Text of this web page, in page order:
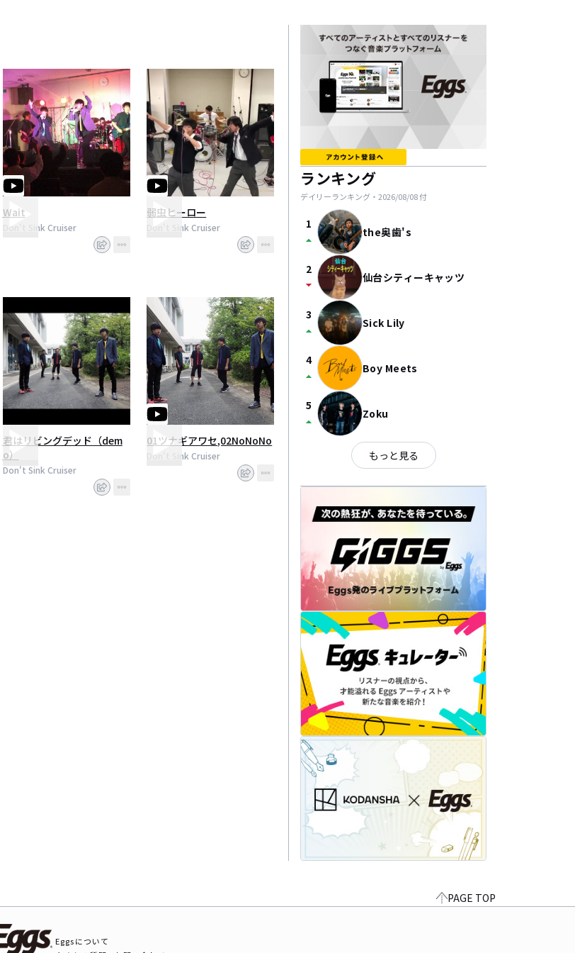
Wait
Don't Sink Cruiser
弱虫ヒーロー
Don't Sink Cruiser
君はリビングデッド（dem
o）
Don't Sink Cruiser
01ツナギアワセ,02NoNoNo
Don't Sink Cruiser
ランキング
デイリーランキング・ 2026/08/08付
1
arrow_drop_up the奥歯's
2
arrow_drop_down 仙台シティーキャッツ
3
arrow_drop_up Sick Lily
4
arrow_drop_up Boy Meets
5
arrow_drop_up Zoku
もっと見る
PAGE TOP
Eggsについて